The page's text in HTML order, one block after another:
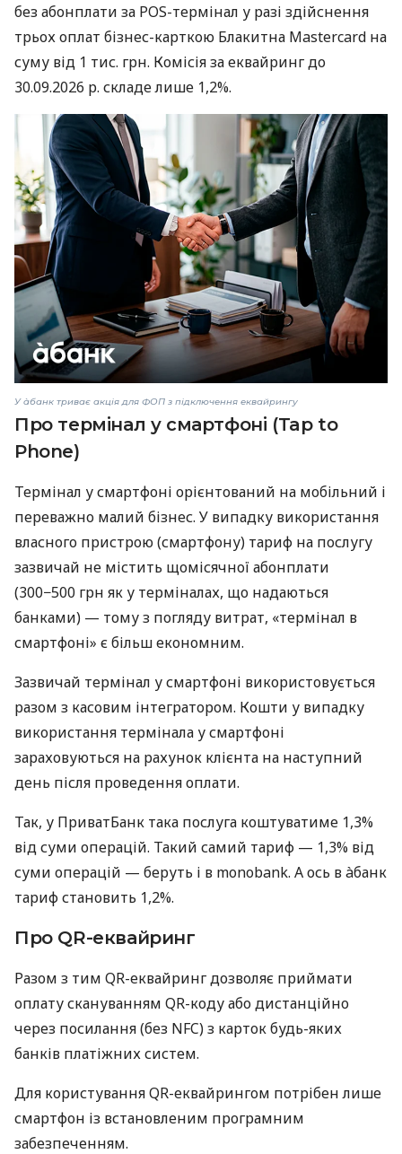
без абонплати за POS-термінал у разі здійснення
трьох оплат бізнес-карткою Блакитна Mastercard на
суму від 1 тис. грн. Комісія за еквайринг до
30.09.2026 р. складе лише 1,2%.
У àбанк триває акція для ФОП з підключення еквайрингу
Про термінал у смартфоні (Tap to
Phone)
Термінал у смартфоні орієнтований на мобільний і
переважно малий бізнес. У випадку використання
власного пристрою (смартфону) тариф на послугу
зазвичай не містить щомісячної абонплати
(300−500 грн як у терміналах, що надаються
банками) — тому з погляду витрат, «термінал в
смартфоні» є більш економним.
Зазвичай термінал у смартфоні використовується
разом з касовим інтегратором. Кошти у випадку
використання термінала у смартфоні
зараховуються на рахунок клієнта на наступний
день після проведення оплати.
Так, у ПриватБанк така послуга коштуватиме 1,3%
від суми операцій. Такий самий тариф — 1,3% від
суми операцій — беруть і в monobank. А ось в àбанк
тариф становить 1,2%.
Про QR-еквайринг
Разом з тим QR-еквайринг дозволяє приймати
оплату скануванням QR-коду або дистанційно
через посилання (без NFC) з карток будь-яких
банків платіжних систем.
Для користування QR-еквайрингом потрібен лише
смартфон із встановленим програмним
забезпеченням.